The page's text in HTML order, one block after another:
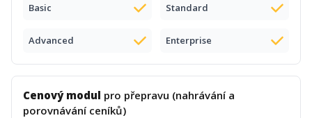
Basic Standard
Advanced Enterprise
Cenový modul pro přepravu (nahrávání a
porovnávání ceníků)